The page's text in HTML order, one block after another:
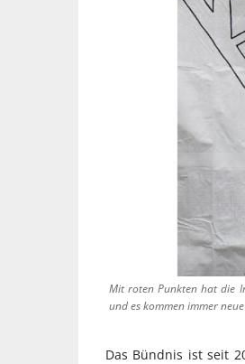
Mit roten Punkten hat die
und es kommen immer
Das Bündnis ist seit